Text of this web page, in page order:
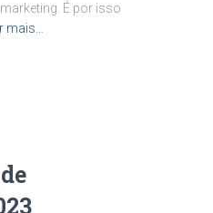
É por isso
mais…